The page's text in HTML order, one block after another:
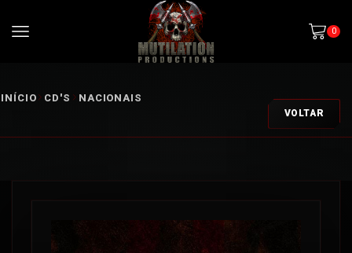
0
INÍCIO CD'S NACIONAIS
VOLTAR